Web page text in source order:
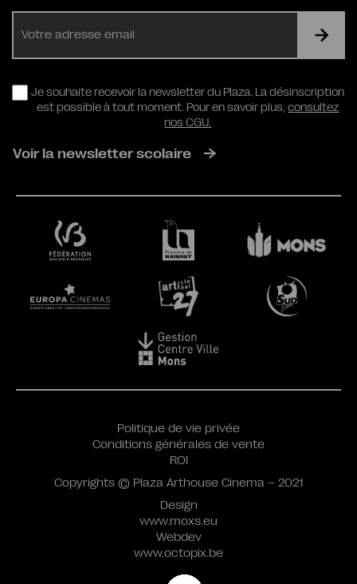
RGPD
Je souhaite recevoir la newsletter du Plaza. La désinscription
est possible à tout moment. Pour en savoir plus,consultez
nos CGU.
Voir la newsletter scolaire
Design
www.moxs.eu
Webdev
www.octopix.be
Politique de vie privée
Conditions générales de vente
ROI
Copyrights © Plaza Arthouse Cinema – 2021